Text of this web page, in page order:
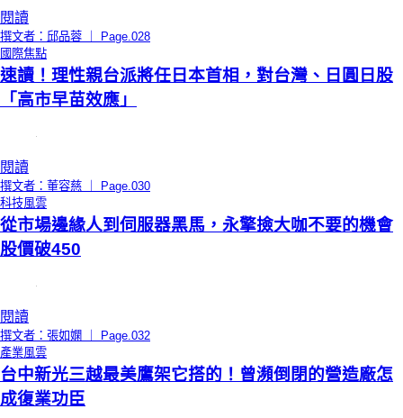
閱讀
撰文者：邱品蓉 ｜ Page.028
國際焦點
速讀！理性親台派將任日本首相，對台灣、日圓日股
「高市早苗效應」
閱讀
撰文者：董容慈 ｜ Page.030
科技風雲
從市場邊緣人到伺服器黑馬，永擎撿大咖不要的機會
股價破450
閱讀
撰文者：張如嫻 ｜ Page.032
產業風雲
台中新光三越最美鷹架它搭的！曾瀕倒閉的營造廠怎
成復業功臣